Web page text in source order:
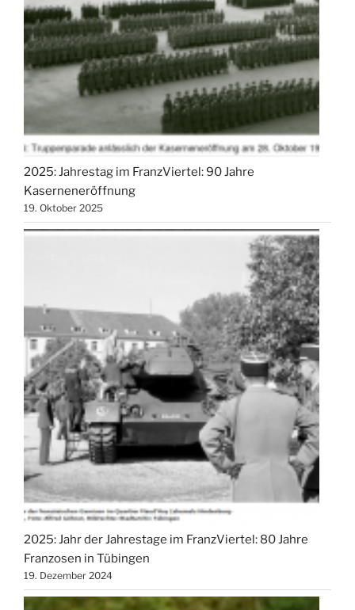
2025: Jahrestag im FranzViertel: 90 Jahre
Kaserneneröffnung
19. Oktober 2025
2025: Jahr der Jahrestage im FranzViertel: 80 Jahre
Franzosen in Tübingen
19. Dezember 2024